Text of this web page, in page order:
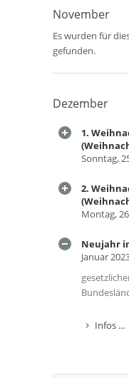
November
Es wurden für
gefunden.
Dezember
1.
Sonntag,
2.
Montag,
Neujahr
Januar
Infos ...